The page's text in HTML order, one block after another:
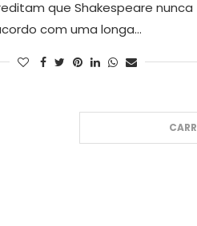
que Shakespeare nunca
com uma longa…